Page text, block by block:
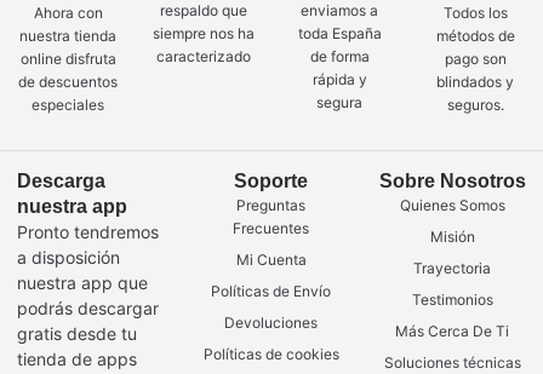
Ahora con
nuestra tienda
online disfruta
de descuentos
especiales
respaldo que
siempre nos ha
caracterizado
enviamos a
toda España
de forma
rápida y
segura
Todos los
métodos de
pago son
blindados y
seguros.
Descarga
nuestra app
Pronto tendremos
a disposición
nuestra app que
podrás descargar
gratis desde tu
tienda de apps
Soporte
Preguntas
Frecuentes
Mi Cuenta
Políticas de Envío
Devoluciones
Políticas de cookies
Sobre Nosotros
Quienes Somos
Misión
Trayectoria
Testimonios
Más Cerca De Ti
Soluciones técnicas